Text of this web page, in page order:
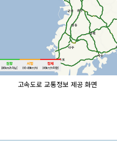
고속도로 교통정보 제공 화면